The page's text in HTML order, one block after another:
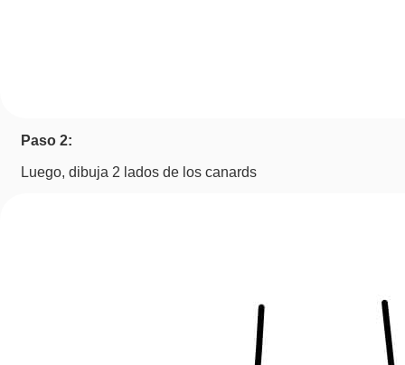
Paso 2:
Luego, dibuja 2 lados de los canards